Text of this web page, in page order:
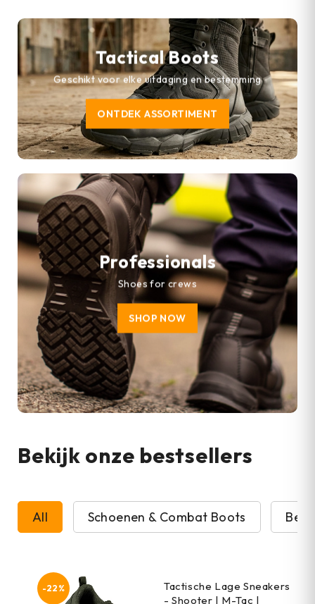
Tactical Boots
Geschikt voor elke uitdaging en bestemming
ONTDEK ASSORTIMENT
Professionals
Shoes for crews
SHOP NOW
Bekijk onze bestsellers
All Schoenen & Combat Boots
-22%
Tactische Lage Sneakers
- Shooter | M-Tac |